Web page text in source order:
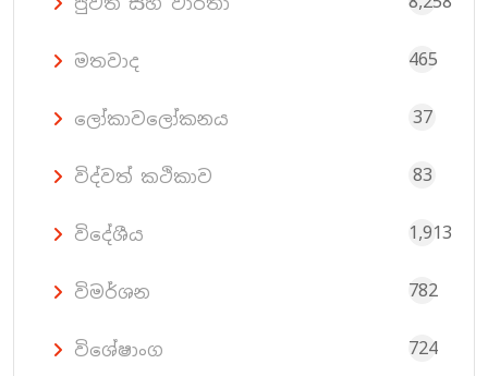
මතවාද 465
ලෝකාවලෝකනය 37
විද්වත් කථිකාව 83
විදේශීය 1,913
විමර්ශන 782
විශේෂාංග 724